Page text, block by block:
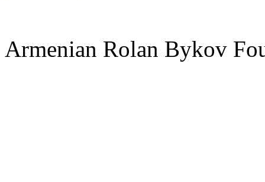
Armenian Rolan Bykov